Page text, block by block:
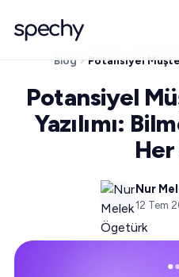
Blog
Potansiyel
Yazılımı:
Nur
12 Tem